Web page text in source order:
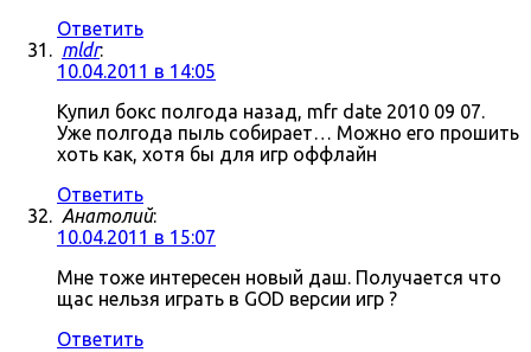
Ответить
mldr:
10.04.2011 в 14:05
Купил бокс полгода назад, mfr date 2010 09 07.
Уже полгода пыль собирает… Можно его прошить
хоть как, хотя бы для игр оффлайн
Ответить
Анатолий:
10.04.2011 в 15:07
Мне тоже интересен новый даш. Получается что
щас нельзя играть в GOD версии игр ?
Ответить